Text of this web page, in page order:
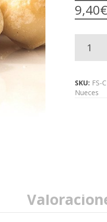
9,40€
Nuez
SKU: FS-
Nueces